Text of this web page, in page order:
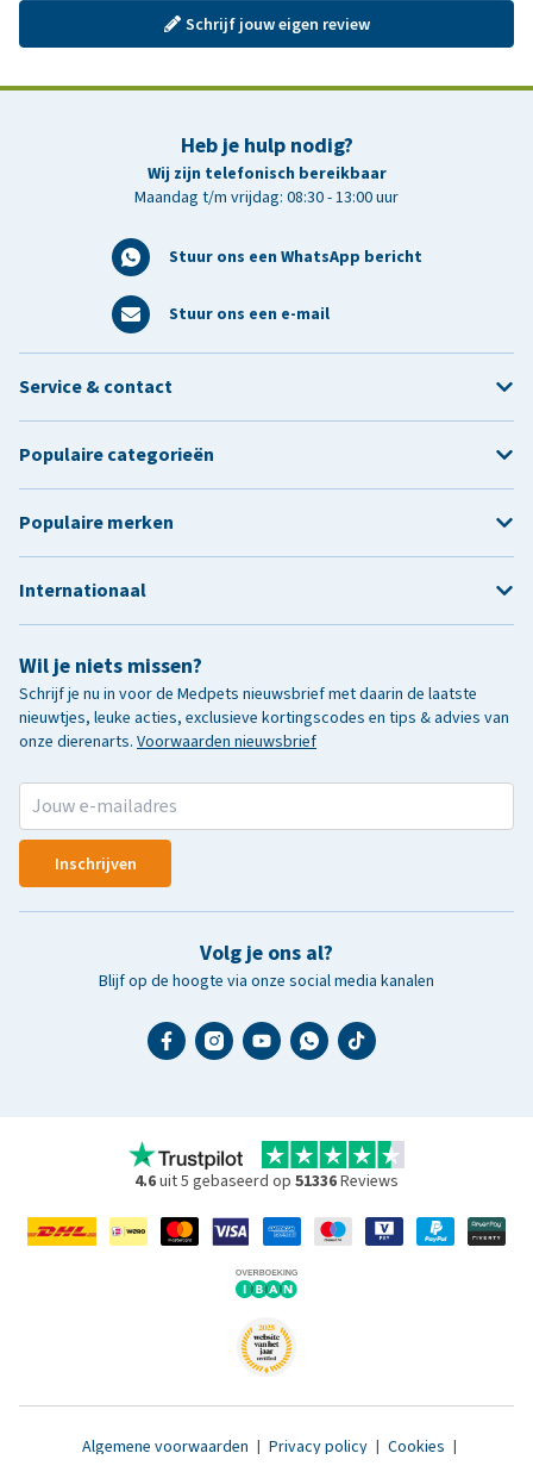
Schrijf jouw eigen review
Heb je hulp nodig?
Wij zijn telefonisch bereikbaar
Maandag t/m vrijdag: 08:30 - 13:00 uur
Stuur ons een WhatsApp bericht
Stuur ons een e-mail
Wil je niets missen?
Schrijf je nu in voor de Medpets nieuwsbrief met daarin de laatste
nieuwtjes, leuke acties, exclusieve kortingscodes en tips & advies van
onze dierenarts. Voorwaarden nieuwsbrief
Inschrijven
Volg je ons al?
Blijf op de hoogte via onze social media kanalen
Service & contact
Populaire categorieën
Populaire merken
Internationaal
4.6uit 5 gebaseerd op 51336Reviews
Algemene voorwaarden | Privacy policy | Cookies |